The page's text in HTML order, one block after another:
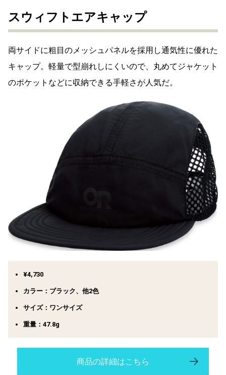
スウィフトエアキャップ
両サイドに粗目のメッシュパネルを採用し通気性に優れた
キャップ。軽量で型崩れしにくいので、丸めてジャケット
のポケットなどに収納できる手軽さが人気だ。
¥4,730
カラー：ブラック、他2色
サイズ：ワンサイズ
重量：47.8g
商品の詳細はこちら